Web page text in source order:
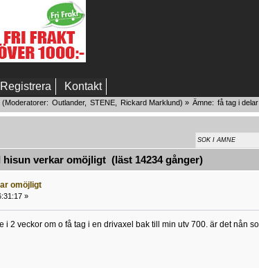
Registrera Kontakt
(Moderatorer: Outlander, STENE, Rickard Marklund) » Ämne: få tag i
verkar omöjligt (läst 14234 gånger)
omöjligt
»
i 2 veckor om o få tag i en drivaxel bak till min utv 700. är det nån